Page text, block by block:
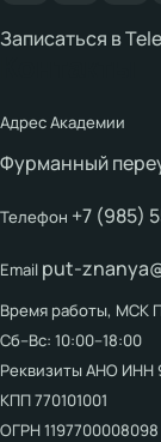
Записаться в
Адрес Академии
Фурманный
Телефон +7 (985)
Email put-
Время работы, МСК
Сб–Вс: 10:00–18:00
Реквизиты АНО ИНН
КПП 770101001
ОГРН 1197700008098